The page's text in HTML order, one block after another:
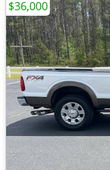
$36,000